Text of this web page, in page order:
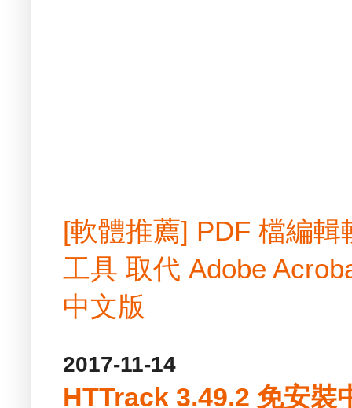
[軟體推薦] PDF 檔編
工具 取代 Adobe
中文版
2017-11-14
HTTrack 3.49.2 免安裝